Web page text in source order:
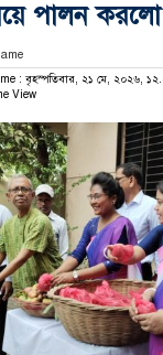
নিয়ে পালন
: বৃহস্পতিবার, ২১ মে, ২০২৬,
View